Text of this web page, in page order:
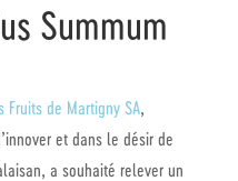
Summum
Fruits de Martigny SA,
et dans le désir de
a souhaité relever un